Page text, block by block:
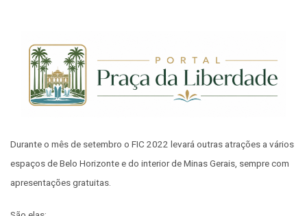
Durante o mês de setembro o FIC 2022 levará outras atrações a vários
espaços de Belo Horizonte e do interior de Minas Gerais, sempre com
apresentações gratuitas.